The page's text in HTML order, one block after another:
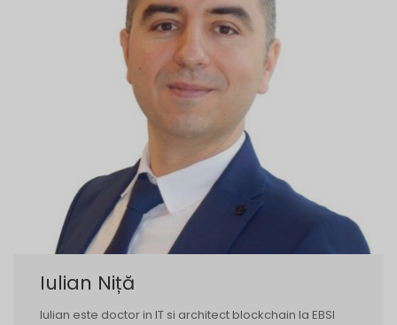
Iulian Niță
Iulian este doctor in IT si architect blockchain la EBSI